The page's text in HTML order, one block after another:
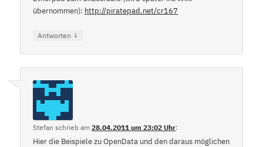
übernommen): http://piratepad.net/cr167
Antworten ↓
Stefan schrieb am28.04.2011 um 23:02 Uhr:
Hier die Beispiele zu OpenData und den daraus möglichen